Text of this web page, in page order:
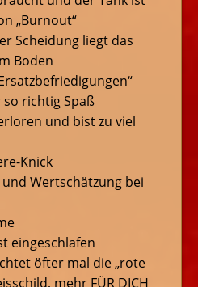
„Burnout“
Scheidung liegt das
Boden
richtig Spaß
und bist zu viel
Knick
Wertschätzung bei
eingeschlafen
öfter mal die „rote
mehr FÜR DICH